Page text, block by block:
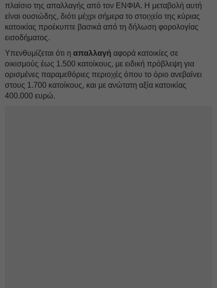
πλαίσιο της απαλλαγής από τον ΕΝΦΙΑ. Η μεταβολή αυτή
είναι ουσιώδης, διότι μέχρι σήμερα το στοιχείο της κύριας
κατοικίας προέκυπτε βασικά από τη δήλωση φορολογίας
εισοδήματος.
Υπενθυμίζεται ότι η απαλλαγή αφορά κατοικίες σε
οικισμούς έως 1.500 κατοίκους, με ειδική πρόβλεψη για
ορισμένες παραμεθόριες περιοχές όπου το όριο ανεβαίνει
στους 1.700 κατοίκους, και με ανώτατη αξία κατοικίας
400.000 ευρώ.